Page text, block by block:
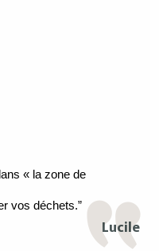
« la zone de
vos déchets.”
Lucile